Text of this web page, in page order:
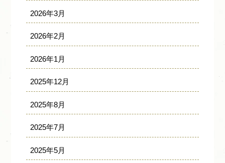
2026年3月
2026年2月
2026年1月
2025年12月
2025年8月
2025年7月
2025年5月